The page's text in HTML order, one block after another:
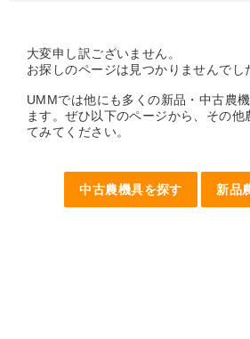
大変申し訳ございません。
お探しのページは見つかりませんでし
UMMでは他にも多くの新品・中古農
ます。ぜひ以下のページから、その他
てみてください。
中古農機具を探す 新品